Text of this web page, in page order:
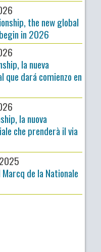
the new global
in 2026
la nueva
que dará comienzo en
la nuova
che prenderà il via
de la Nationale